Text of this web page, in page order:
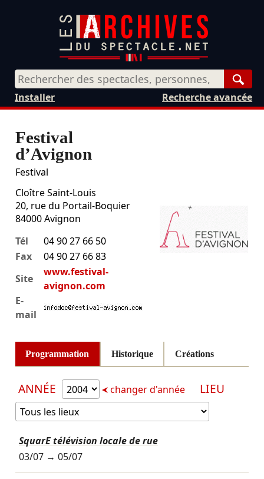
Recherche avancée
Installer
Festival
d’Avignon
Festival
Cloître Saint-Louis
20, rue du Portail-Boquier
84000 Avignon
Tél
04 90 27 66 50
Fax
04 90 27 66 83
Site
www.festival-
avignon.com
E-
mail
Programmation Historique Créations
ANNÉE changer d'année LIEU
SquarE télévision locale de rue
03/07→ 05/07